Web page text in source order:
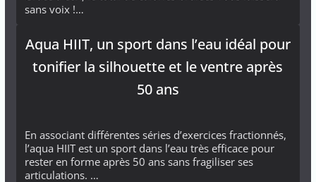
sans voix !…
Aqua HIIT, un sport dans l’eau idéal pour
tonifier la silhouette et le ventre après
50 ans
En associant différentes séries d’exercices fractionnés,
l’aqua HIIT est un sport dans l’eau très efficace pour
rester en forme après 50 ans sans fragiliser ses
articulations. …